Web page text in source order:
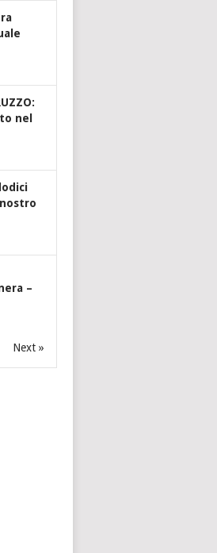
nel
–
Next »